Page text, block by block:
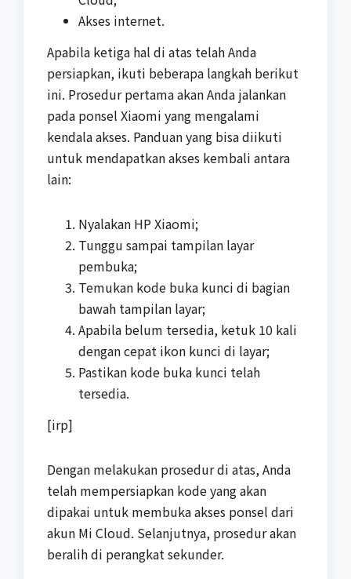
Akses internet.
Apabila ketiga hal di atas telah Anda
persiapkan, ikuti beberapa langkah berikut
ini. Prosedur pertama akan Anda jalankan
pada ponsel Xiaomi yang mengalami
kendala akses. Panduan yang bisa diikuti
untuk mendapatkan akses kembali antara
lain:
Nyalakan HP Xiaomi;
Tunggu sampai tampilan layar
pembuka;
Temukan kode buka kunci di bagian
bawah tampilan layar;
Apabila belum tersedia, ketuk 10 kali
dengan cepat ikon kunci di layar;
Pastikan kode buka kunci telah
tersedia.
[irp]
Dengan melakukan prosedur di atas, Anda
telah mempersiapkan kode yang akan
dipakai untuk membuka akses ponsel dari
akun Mi Cloud. Selanjutnya, prosedur akan
beralih di perangkat sekunder.